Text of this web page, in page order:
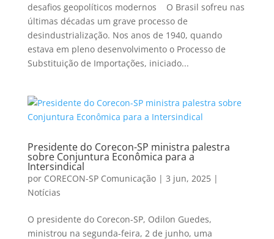
desafios geopolíticos modernos O Brasil sofreu nas
últimas décadas um grave processo de
desindustrialização. Nos anos de 1940, quando
estava em pleno desenvolvimento o Processo de
Substituição de Importações, iniciado...
Presidente do Corecon-SP ministra palestra
sobre Conjuntura Econômica para a
Intersindical
por CORECON-SP Comunicação| 3 jun, 2025|
Notícias
O presidente do Corecon-SP, Odilon Guedes,
ministrou na segunda-feira, 2 de junho, uma